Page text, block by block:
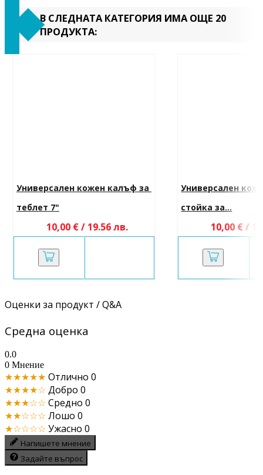
В СЛЕДНАТА КАТЕГОРИЯ ИМА ОЩЕ 20
ПРОДУКТА:
Универсален кожен калъф за
теблет 7"
10,00 € / 19.56 лв.
Универсален
стойка за...
10,00 € /
Оценки за продукт / Q&A
Средна оценка
0.0
0 Мнение
★★★★★ Отлично 0
★★★★☆ Добро 0
★★★☆☆ Средно 0
★★☆☆☆ Лошо 0
★☆☆☆☆ Ужасно 0
Напишете мнение
Задайте въпрос